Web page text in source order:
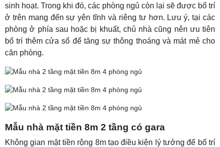
sinh hoạt. Trong khi đó, các phòng ngủ còn lại sẽ được bố trí
ở trên mang đến sự yên tĩnh và riêng tư hơn. Lưu ý, tại các
phòng ở phía sau hoặc bị khuất, chủ nhà cũng nên ưu tiên
bố trí thêm cửa sổ để tăng sự thông thoáng và mát mẻ cho
căn phòng.
Mẫu nhà mặt tiền 8m 2 tầng có gara
Không gian mặt tiền rộng 8m tạo điều kiện lý tưởng để bố trí